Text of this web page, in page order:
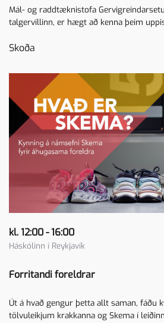
Mál- og raddtæknistofa
talgervillinn, er hægt að kenna þeim
Skoða
kl. 12:00 - 16:00
Háskólinn í Reykjavík
Forritandi foreldrar
Út á hvað gengur þetta allt saman, fáðu
tölvuleikjum krakkanna og Skema í